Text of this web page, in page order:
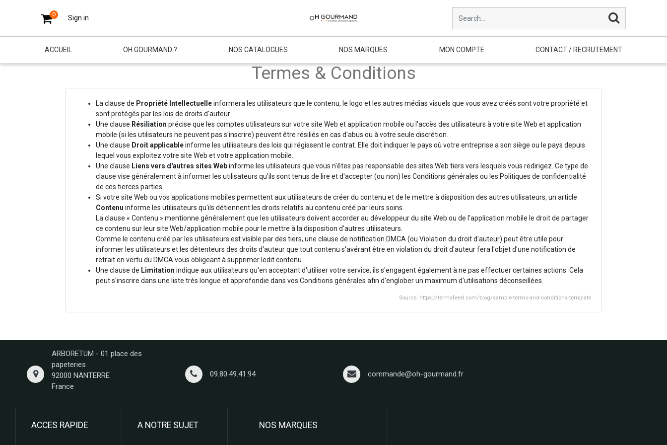
0 Sign in
ACCUEIL OH GOURMAND ? NOS CATALOGUES NOS MARQUES MON COMPTE CONTACT / RECRUTEMENT
Termes & Conditions
La clause de Propriété Intellectuelleinformera les utilisateurs que le contenu, le logo et les autres médias visuels que vous avez créés sont votre propriété et
sont protégés par les lois de droits d'auteur.
Une clause Résiliation précise que les comptes utilisateurs sur votre site Web et application mobile ou l'accès des utilisateurs à votre site Web et application
mobile (si les utilisateurs ne peuvent pas s'inscrire) peuvent être résiliés en cas d'abus ou à votre seule discrétion.
Une clause Droit applicableinforme les utilisateurs des lois qui régissent le contrat. Elle doit indiquer le pays où votre entreprise a son siège ou le pays depuis
lequel vous exploitez votre site Web et votre application mobile.
Une clause Liens vers d'autres sites Webinforme les utilisateurs que vous n'êtes pas responsable des sites Web tiers vers lesquels vous redirigez. Ce type de
clause vise généralement à informer les utilisateurs qu'ils sont tenus de lire et d'accepter (ou non) les Conditions générales ou les Politiques de confidentialité
de ces tierces parties.
Si votre site Web ou vos applications mobiles permettent aux utilisateurs de créer du contenu et de le mettre à disposition des autres utilisateurs, un article
Contenu informe les utilisateurs qu'ils détiennent les droits relatifs au contenu créé par leurs soins.
La clause « Contenu » mentionne généralement que les utilisateurs doivent accorder au développeur du site Web ou de l'application mobile le droit de partager
ce contenu sur leur site Web/application mobile pour le mettre à la disposition d'autres utilisateurs.
Comme le contenu créé par les utilisateurs est visible par des tiers, une clause de notification DMCA (ou Violation du droit d'auteur) peut être utile pour
informer les utilisateurs et les détenteurs des droits d'auteur que tout contenu s'avérant être en violation du droit d'auteur fera l'objet d'une notification de
retrait en vertu du DMCA vous obligeant à supprimer ledit contenu.
Une clause de Limitation indique aux utilisateurs qu'en acceptant d'utiliser votre service, ils s'engagent également à ne pas effectuer certaines actions. Cela
peut s'inscrire dans une liste très longue et approfondie dans vos Conditions générales afin d'englober un maximum d'utilisations déconseillées.
Source: https://termsfeed.com/blog/sample-terms-and-conditions-template
ARBORETUM - 01 place des
papeteries
92000 NANTERRE
France
09.80.49.41.94 commande@oh-gourmand.fr
ACCES RAPIDE A NOTRE SUJET NOS MARQUES